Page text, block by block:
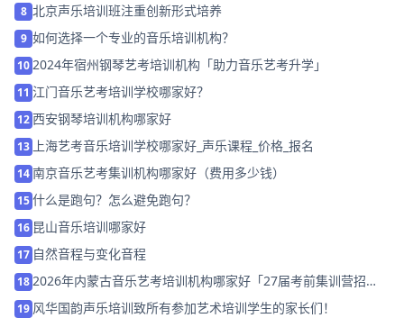
8 北京声乐培训班注重创新形式培养
9 如何选择一个专业的音乐培训机构？
10 2024年宿州钢琴艺考培训机构「助力音乐艺考升学」
11 江门音乐艺考培训学校哪家好？
12西安钢琴培训机构哪家好
13 上海艺考音乐培训学校哪家好_声乐课程_价格_报名
14南京音乐艺考集训机构哪家好（费用多少钱）
15什么是跑句？怎么避免跑句？
16 昆山音乐培训哪家好
17 自然音程与变化音程
18 2026年内蒙古音乐艺考培训机构哪家好「27届考前集训营招
生」
19 风华国韵声乐培训致所有参加艺术培训学生的家长们！